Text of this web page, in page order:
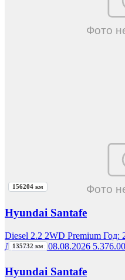
Похожие
156204 км
Hyundai Santafe
Diesel 2.2 2WD Premium Год:
Добавлен:08.08.2026
135732 км
Hyundai Santafe